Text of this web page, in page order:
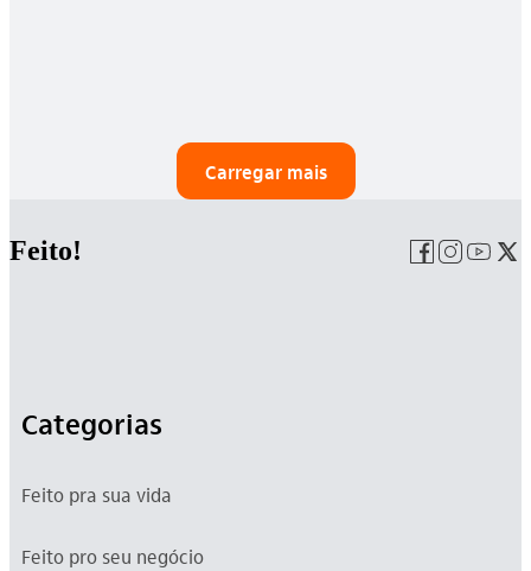
Carregar mais
Feito!
Categorias
Feito pra sua vida
Feito pro seu negócio